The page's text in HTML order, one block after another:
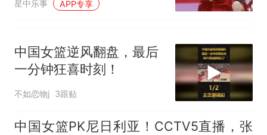
星中乐事 APP专享
中国女篮逆风翻盘，最后
一分钟狂喜时刻！
不如恋物j 3跟贴
中国女篮PK尼日利亚！CCTV5直播，张